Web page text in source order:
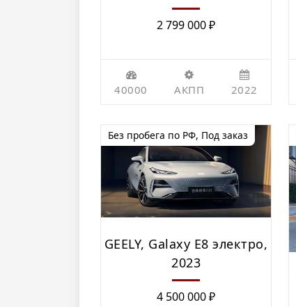
2 799 000₽
40000 АКПП 2022
Без пробега по РФ, Под заказ
GEELY, Galaxy E8 электро,
2023
4 500 000₽